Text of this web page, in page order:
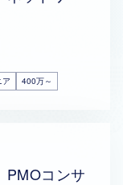
ア 400万～
PMOコンサ